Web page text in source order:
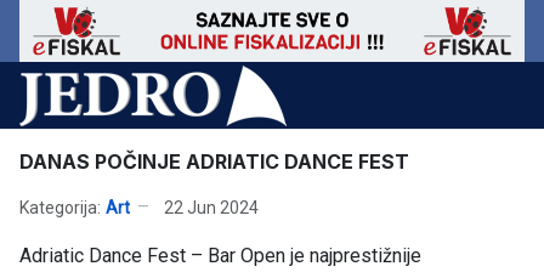
DANAS POČINJE ADRIATIC DANCE FEST
Kategorija: Art 22 Jun 2024
Adriatic Dance Fest – Bar Open je najprestižnije